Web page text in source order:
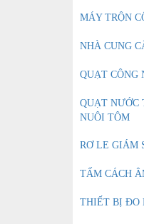
MÁY TRỘN
NHÀ CUNG
QUẠT CÔNG
QUẠT NƯỚC
NUÔI TÔM
RƠ LE GIÁM
TẤM CÁCH
THIẾT BỊ ĐO